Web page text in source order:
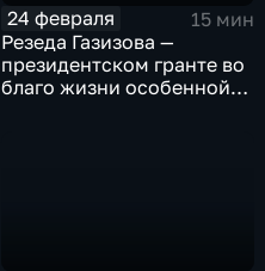
24 февраля
15 мин
Резеда Газизова —
президентском гранте во
благо жизни особенной